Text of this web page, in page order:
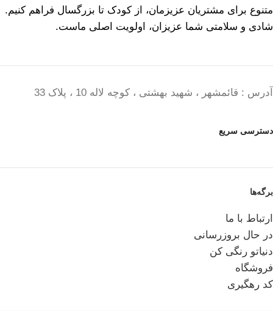
متنوع برای مشتریان عزیزمان، از کودک تا بزرگسال فراهم کنیم.
شادی و سلامتی شما عزیزان، اولویت اصلی ماست.
آدرس : قائمشهر ، شهید بهشتی ، کوچه لاله 10 ، پلاک 33
دسترسی سریع
برگه‌ها
ارتباط با ما
در حال بروزرسانی
دنیاتو رنگی کن
فروشگاه
کد رهگیری